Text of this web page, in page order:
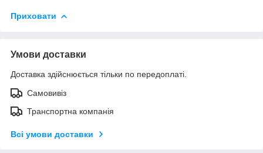
Приховати
Умови доставки
Доставка здійснюється тільки по передоплаті.
Самовивіз
Транспортна компанія
Всі умови доставки